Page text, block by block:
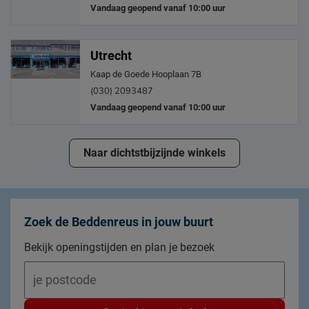
Vandaag geopend vanaf 10:00 uur
Utrecht
Kaap de Goede Hooplaan 7B
(030) 2093487
Vandaag geopend vanaf 10:00 uur
Naar dichtstbijzijnde winkels
Zoek de Beddenreus in jouw buurt
Bekijk openingstijden en plan je bezoek